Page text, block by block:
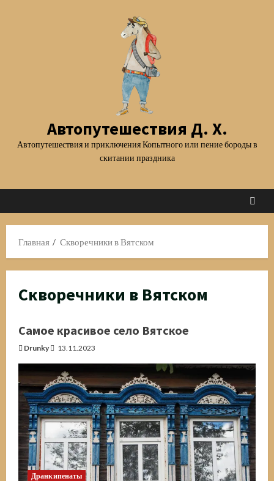
Автопутешествия Д. Х.
Автопутешествия и приключения Копытного или пение бороды в
скитании праздника
Главная Скворечники в Вятском
Скворечники в Вятском
Самое красивое село Вятское
Drunky 13.11.2023
Дранкипенаты